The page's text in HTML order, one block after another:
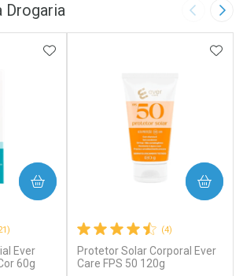
Drogaria Imagem
Ever
60g
ADICIONAR AOS FAVORITOS
(4)
Protetor Solar Corporal Ever
Care FPS 50 120g
COMPRAR